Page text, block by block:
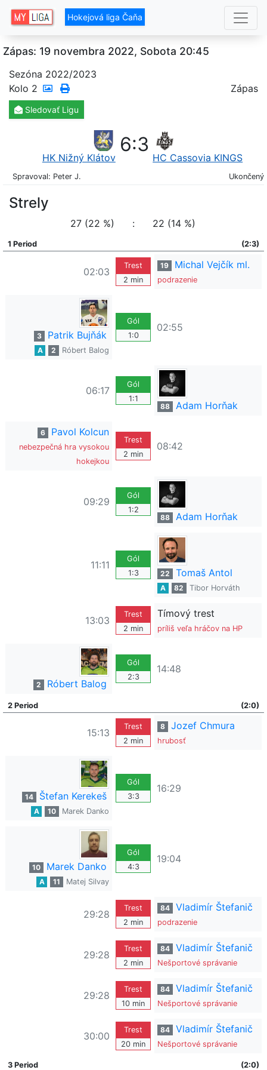
Hokejová liga Čaňa
Zápas: 19 novembra 2022, Sobota 20:45
Sezóna 2022/2023
Kolo 2 Zápas
Sledovať Ligu
HK Nižný Klátov
6:3
HC Cassovia KINGS
Spravoval: Peter J. Ukončený
Strely
27 (22 %) : 22 (14 %)
1 Period (2:3)
02:03
Trest
2 min
19 Michal Vejčík ml.
podrazenie
3 Patrik Bujňák
A 2 Róbert Balog
Gól
1:0
02:55
06:17
Gól
1:1
88
Adam Horňak
6 Pavol Kolcun
nebezpečná hra vysokou
hokejkou
Trest
2 min
08:42
09:29
Gól
1:2
88
Adam Horňak
11:11
Gól
1:3
22 Tomaš Antol
A 82 Tibor Horváth
13:03
Trest
2 min
Tímový trest
príliš veľa hráčov na HP
2 Róbert Balog
Gól
2:3
14:48
2 Period (2:0)
15:13
Trest
2 min
8 Jozef Chmura
hrubosť
14 Štefan Kerekeš
A 10 Marek Danko
Gól
3:3
16:29
10 Marek Danko
A 11 Matej Silvay
Gól
4:3
19:04
29:28
Trest
2 min
84 Vladimír Štefanič
podrazenie
29:28
Trest
2 min
84 Vladimír Štefanič
Nešportové správanie
29:28
Trest
10 min
84 Vladimír Štefanič
Nešportové správanie
30:00
Trest
20 min
84 Vladimír Štefanič
Nešportové správanie
3 Period (2:0)